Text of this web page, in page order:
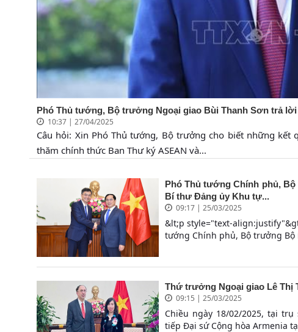
Phó Thủ tướng, Bộ trưởng Ngoại giao Bùi Thanh Sơn trả
10:37 | 27/04/2025
Câu hỏi: Xin Phó Thủ tướng, Bộ trưởng cho biết những kết
thăm chính thức Ban Thư ký ASEAN và...
Phó Thủ tướng Chính phủ,
Bí thư Đảng ủy Khu tự...
09:17 | 25/03/2025
&lt;p style="text-
tướng Chính phủ, Bộ trưởng Bộ
Thứ trưởng Ngoại giao Lê Thị
09:15 | 25/03/2025
Chiều ngày 18/02/2025, tại
tiếp Đại sứ Cộng hòa Armenia